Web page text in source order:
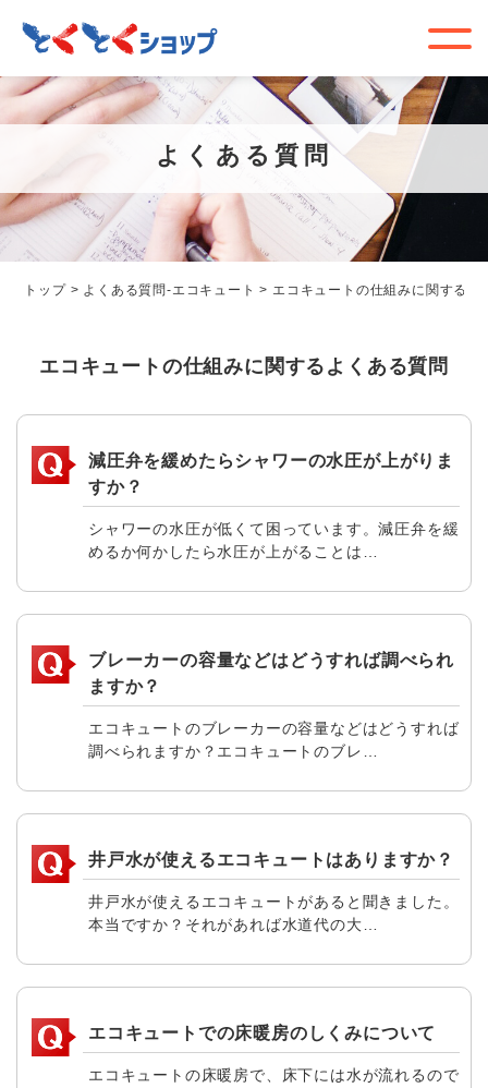
よくある質問
トップ> よくある質問-エコキュート > エコキュートの仕組みに関するよ
エコキュートの仕組みに関するよくある質問
減圧弁を緩めたらシャワーの水圧が上がりま
すか？
シャワーの水圧が低くて困っています。減圧弁を緩
めるか何かしたら水圧が上がることは…
ブレーカーの容量などはどうすれば調べられ
ますか？
エコキュートのブレーカーの容量などはどうすれば
調べられますか？エコキュートのブレ…
井戸水が使えるエコキュートはありますか？
井戸水が使えるエコキュートがあると聞きました。
本当ですか？それがあれば水道代の大…
エコキュートでの床暖房のしくみについて
エコキュートの床暖房で、床下には水が流れるので